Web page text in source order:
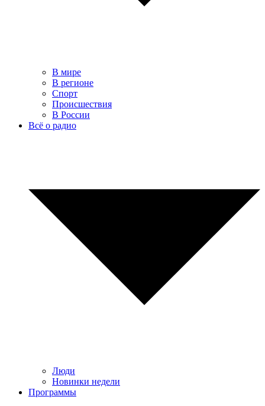
В мире
В регионе
Спорт
Происшествия
В России
Всё о радио
Люди
Новинки недели
Программы